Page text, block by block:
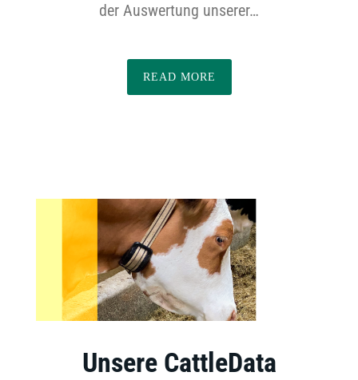
der Auswertung unserer…
READ MORE
Unsere CattleData